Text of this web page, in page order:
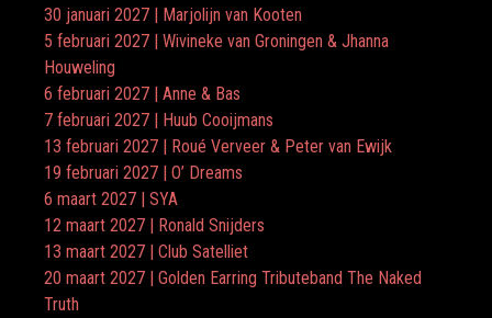
30 januari 2027 | Marjolijn van Kooten
5 februari 2027 | Wivineke van Groningen & Jhanna
Houweling
6 februari 2027 | Anne & Bas
7 februari 2027 | Huub Cooijmans
13 februari 2027 | Roué Verveer & Peter van Ewijk
19 februari 2027 | O’ Dreams
6 maart 2027 | SYA
12 maart 2027 | Ronald Snijders
13 maart 2027 | Club Satelliet
20 maart 2027 | Golden Earring Tributeband The Naked
Truth